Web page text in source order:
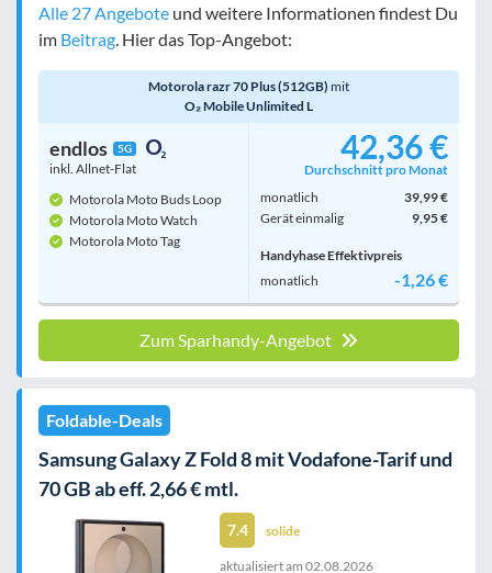
Alle 27 Angebote und weitere Informationen findest Du
im Beitrag . Hier das Top-Angebot:
Motorola razr 70 Plus (512GB) mit
O₂ Mobile Unlimited L
endlos 5G
inkl. Allnet-Flat
Motorola Moto Buds Loop
Motorola Moto Watch
Motorola Moto Tag
42,36 €
Durchschnitt pro Monat
monatlich
39,99 €
Gerät einmalig
9,95 €
Handyhase Effektivpreis
monatlich
-1,26 €
Zum Sparhandy-Angebot
Foldable-Deals
Samsung Galaxy Z Fold 8 mit Vodafone-Tarif und
70 GB ab eff. 2,66 € mtl.
7.4 solide
aktualisiert am 02.08.2026